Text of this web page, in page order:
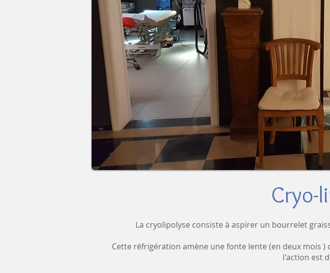
Cryo-
La cryolipolyse consiste à aspirer un bourrelet
Cette réfrigération amène une fonte lente (en deux mois
l'action est